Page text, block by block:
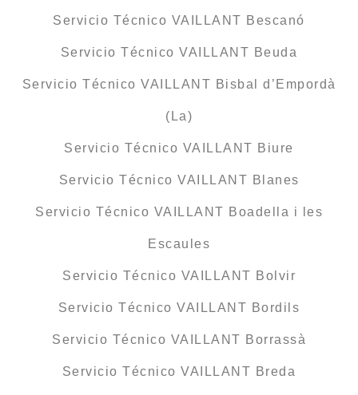
Servicio Técnico VAILLANT Bescanó
Servicio Técnico VAILLANT Beuda
Servicio Técnico VAILLANT Bisbal d’Empordà
(La)
Servicio Técnico VAILLANT Biure
Servicio Técnico VAILLANT Blanes
Servicio Técnico VAILLANT Boadella i les
Escaules
Servicio Técnico VAILLANT Bolvir
Servicio Técnico VAILLANT Bordils
Servicio Técnico VAILLANT Borrassà
Servicio Técnico VAILLANT Breda